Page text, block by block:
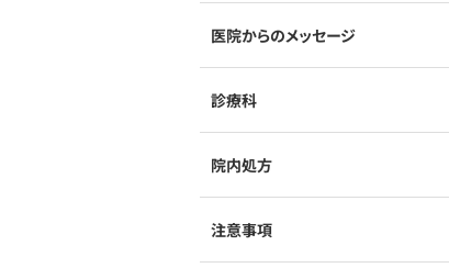
医院からのメッセージ
診療科
院内処方
注意事項